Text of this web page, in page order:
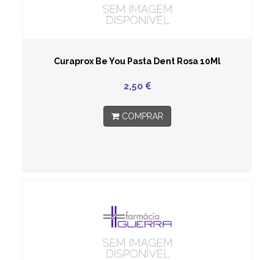
Curaprox Be You Pasta Dent Rosa 10Ml
2,50
COMPRAR